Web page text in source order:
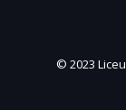
© 2023